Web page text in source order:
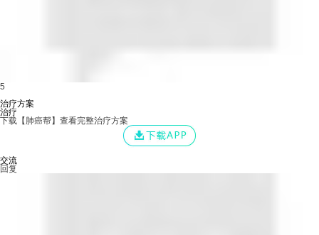
5
治疗方案
治疗
下载【肺癌帮】查看完整治疗方案
交流
回复